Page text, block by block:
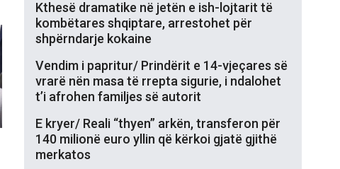
Kthesë dramatike në jetën e ish-lojtarit të
kombëtares shqiptare, arrestohet për
shpërndarje kokaine
Vendim i papritur/ Prindërit e 14-vjeçares së
vrarë nën masa të rrepta sigurie, i ndalohet
t’i afrohen familjes së autorit
E kryer/ Reali “thyen” arkën, transferon për
140 milionë euro yllin që kërkoi gjatë gjithë
merkatos